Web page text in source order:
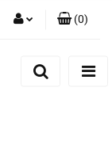
(0)